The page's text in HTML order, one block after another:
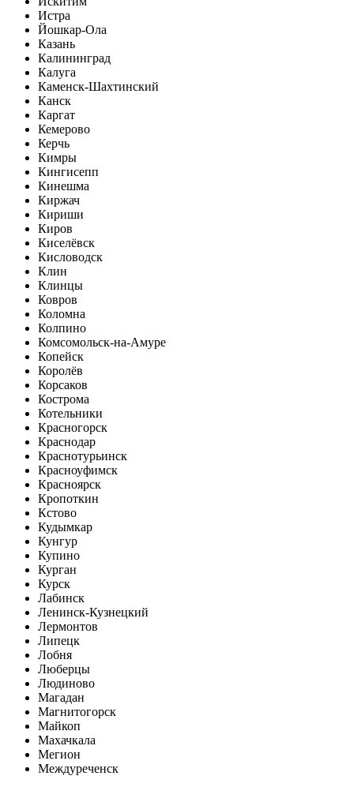
Истра
Йошкар-Ола
Казань
Калининград
Калуга
Каменск-Шахтинский
Канск
Каргат
Кемерово
Керчь
Кимры
Кингисепп
Кинешма
Киржач
Кириши
Киров
Киселёвск
Кисловодск
Клин
Клинцы
Ковров
Коломна
Колпино
Комсомольск-на-Амуре
Копейск
Королёв
Корсаков
Кострома
Котельники
Красногорск
Краснодар
Краснотурьинск
Красноуфимск
Красноярск
Кропоткин
Кстово
Кудымкар
Кунгур
Купино
Курган
Курск
Лабинск
Ленинск-Кузнецкий
Лермонтов
Липецк
Лобня
Люберцы
Людиново
Магадан
Магнитогорск
Майкоп
Махачкала
Мегион
Междуреченск